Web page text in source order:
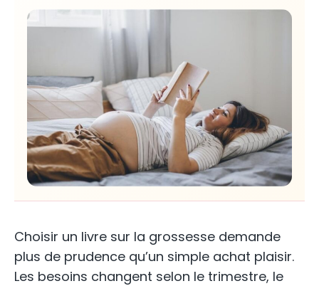
Choisir un livre sur la grossesse demande
plus de prudence qu’un simple achat plaisir.
Les besoins changent selon le trimestre, le